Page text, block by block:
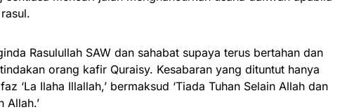
Rasulullah SAW dan sahabat supaya terus bertahan dan
orang kafir Quraisy. Kesabaran yang dituntut hanya
‘La Ilaha Illallah,’ bermaksud ‘Tiada Tuhan Selain Allah dan
Allah.’